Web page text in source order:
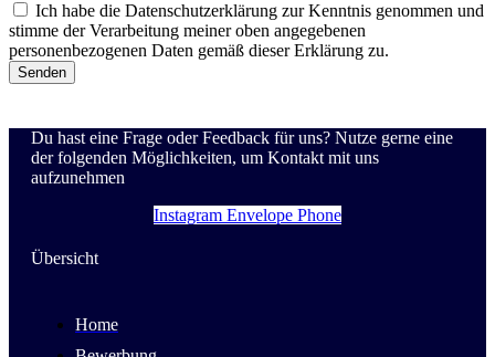
Ich habe die Datenschutzerklärung zur Kenntnis genommen und
stimme der Verarbeitung meiner oben angegebenen
personenbezogenen Daten gemäß dieser Erklärung zu.
Senden
Du hast eine Frage oder Feedback für uns? Nutze gerne eine
der folgenden Möglichkeiten, um Kontakt mit uns
aufzunehmen
Instagram Envelope Phone
Übersicht
Home